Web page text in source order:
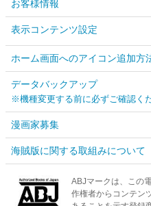
お客様情報
表示コンテンツ設定
ホーム画面へのアイコン追加方
データバックアップ
※機種変更する前に必ずご確認く
漫画家募集
海賊版に関する取組みについて
ABJマークは、この
作権者からコンテン